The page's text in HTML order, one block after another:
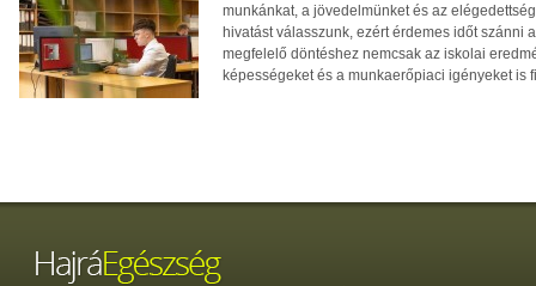
munkánkat, a jövedelmünket és az
hivatást válasszunk, ezért érdemes időt szánni
megfelelő döntéshez nemcsak az iskolai
képességeket és a munkaerőpiaci igényeket is